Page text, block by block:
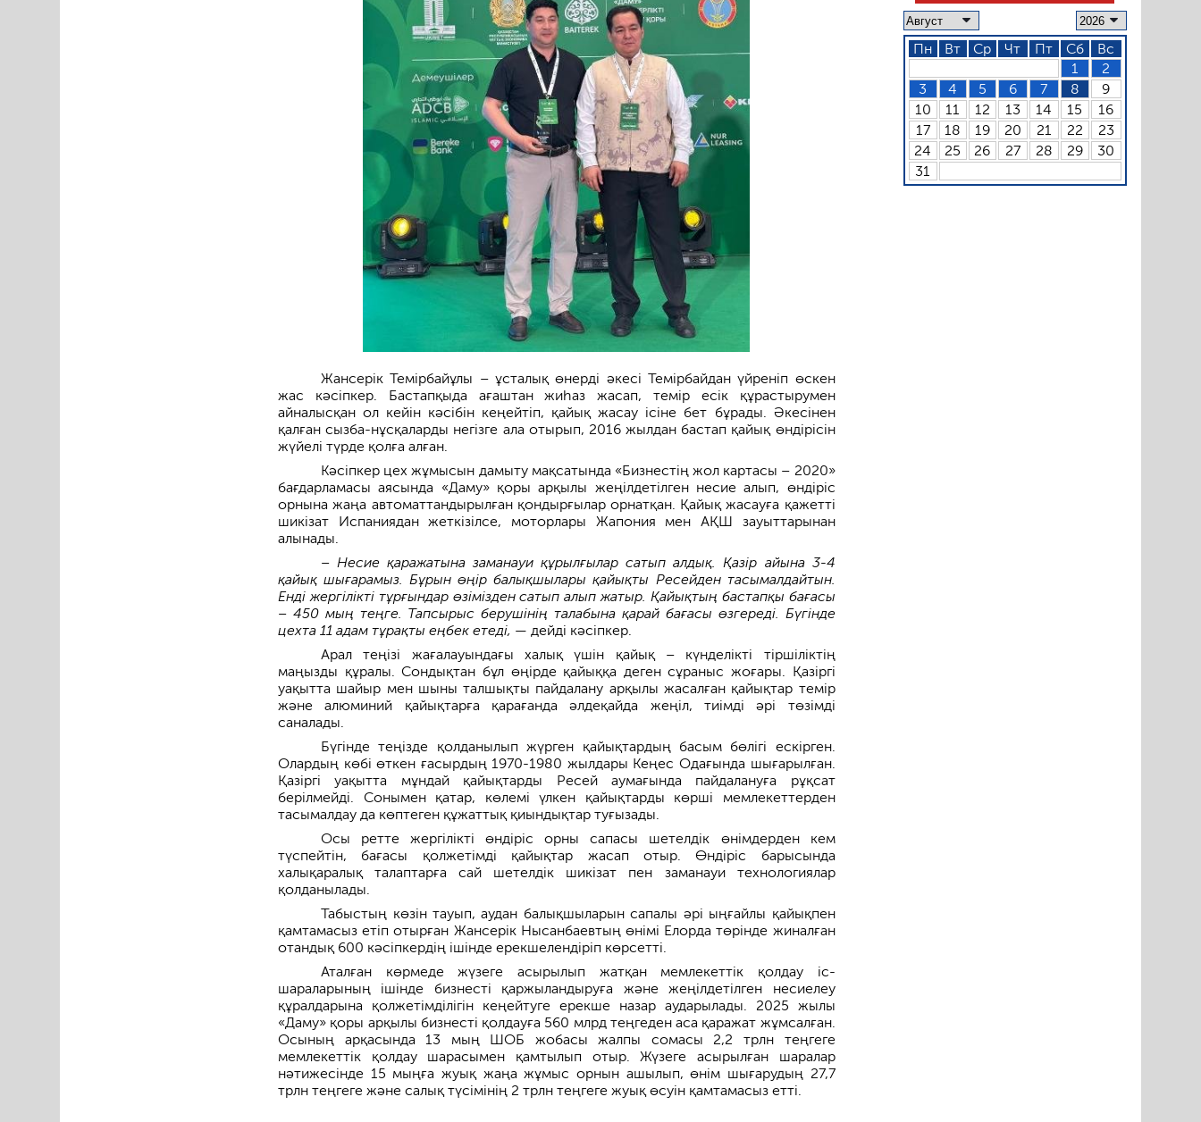
Жансерік Темірбайұлы – ұсталық өнерді әкесі Темірбайдан үйреніп өскен
жас кәсіпкер. Бастапқыда ағаштан жиһаз жасап, темір есік құрастырумен
айналысқан ол кейін кәсібін кеңейтіп, қайық жасау ісіне бет бұрады. Әкесінен
қалған сызба-нұсқаларды негізге ала отырып, 2016 жылдан бастап қайық өндірісін
жүйелі түрде қолға алған.
Кәсіпкер цех жұмысын дамыту мақсатында «Бизнестің жол картасы – 2020»
бағдарламасы аясында «Даму» қоры арқылы жеңілдетілген несие алып, өндіріс
орнына жаңа автоматтандырылған қондырғылар орнатқан. Қайық жасауға қажетті
шикізат Испаниядан жеткізілсе, моторлары Жапония мен АҚШ зауыттарынан
алынады.
– Несие қаражатына заманауи құрылғылар сатып алдық. Қазір айына 3-4
қайық шығарамыз. Бұрын өңір балықшылары қайықты Ресейден тасымалдайтын.
Енді жергілікті тұрғындар өзімізден сатып алып жатыр. Қайықтың бастапқы бағасы
– 450 мың теңге. Тапсырыс берушінің талабына қарай бағасы өзгереді. Бүгінде
цехта 11 адам тұрақты еңбек етеді, — дейді кәсіпкер.
Арал теңізі жағалауындағы халық үшін қайық – күнделікті тіршіліктің
маңызды құралы. Сондықтан бұл өңірде қайыққа деген сұраныс жоғары. Қазіргі
уақытта шайыр мен шыны талшықты пайдалану арқылы жасалған қайықтар темір
және алюминий қайықтарға қарағанда әлдеқайда жеңіл, тиімді әрі төзімді
саналады.
Бүгінде теңізде қолданылып жүрген қайықтардың басым бөлігі ескірген.
Олардың көбі өткен ғасырдың 1970-1980 жылдары Кеңес Одағында шығарылған.
Қазіргі уақытта мұндай қайықтарды Ресей аумағында пайдалануға рұқсат
берілмейді. Сонымен қатар, көлемі үлкен қайықтарды көрші мемлекеттерден
тасымалдау да көптеген құжаттық қиындықтар туғызады.
Осы ретте жергілікті өндіріс орны сапасы шетелдік өнімдерден кем
түспейтін, бағасы қолжетімді қайықтар жасап отыр. Өндіріс барысында
халықаралық талаптарға сай шетелдік шикізат пен заманауи технологиялар
қолданылады.
Табыстың көзін тауып, аудан балықшыларын сапалы әрі ыңғайлы қайықпен
қамтамасыз етіп отырған Жансерік Нысанбаевтың өнімі Елорда төрінде жиналған
отандық 600 кәсіпкердің ішінде ерекшелендіріп көрсетті.
Аталған көрмеде жүзеге асырылып жатқан мемлекеттік қолдау іс-
шараларының ішінде бизнесті қаржыландыруға және жеңілдетілген несиелеу
құралдарына қолжетімділігін кеңейтуге ерекше назар аударылады. 2025 жылы
«Даму» қоры арқылы бизнесті қолдауға 560 млрд теңгеден аса қаражат жұмсалған.
Осының арқасында 13 мың ШОБ жобасы жалпы сомасы 2,2 трлн теңгеге
мемлекеттік қолдау шарасымен қамтылып отыр. Жүзеге асырылған шаралар
нәтижесінде 15 мыңға жуық жаңа жұмыс орнын ашылып, өнім шығарудың 27,7
трлн теңгеге және салық түсімінің 2 трлн теңгеге жуық өсуін қамтамасыз етті.
Пн Вт Ср Чт Пт Сб
Вс
1
2
3
4 5 6 7 8
9
10
11 12 13 14 15
16
17
18 19 20 21 22
23
24
25 26 27 28 29
30
31